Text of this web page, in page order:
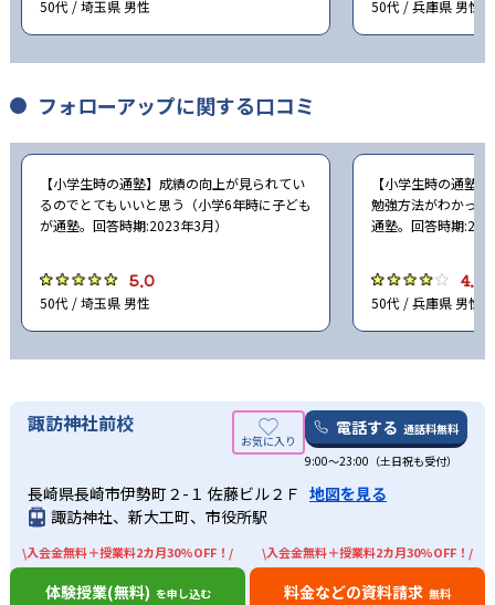
50代 / 埼玉県 男性 50代 / 兵庫県 男性
フォローアップに関する口コミ
【小学生時の通塾】成績の向上が見られてい
るのでとてもいいと思う（小学6年時に子ども
が通塾。回答時期:2023年3月）
5.0
50代 / 埼玉県 男性
【小学生時の通塾
勉強方法がわかっ
通塾。回答時期
4.0
50代 / 兵庫県 男性
諏訪神社前校 電話する 通話料無料
9:00～23:00（土日祝も受付）
長崎県長崎市伊勢町２-１ 佐藤ビル２Ｆ 地図を見る
諏訪神社、新大工町、市役所駅
\入会金無料＋授業料2カ月30%OFF！/
体験授業(無料) を申し込む
\入会金無料＋授業料2カ月30%OFF！/
料金などの資料請求 無料